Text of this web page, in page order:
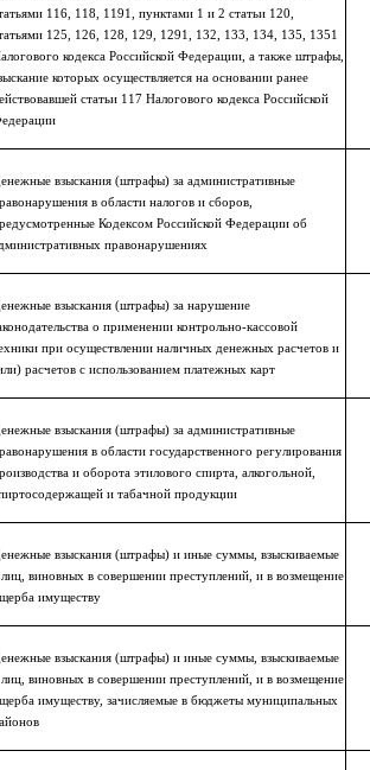
116, 118, 1191, пунктами 1 и 2 статьи 120,
125, 126, 128, 129, 1291, 132, 133, 134, 135, 1351
кодекса Российской Федерации, а также штрафы,
которых осуществляется на основании ранее
статьи 117 Налогового кодекса Российской
взыскания (штрафы) за административные
в области налогов и сборов,
Кодексом Российской Федерации об
правонарушениях
взыскания (штрафы) за нарушение
о применении контрольно-кассовой
при осуществлении наличных денежных расчетов и
расчетов с использованием платежных карт
взыскания (штрафы) за административные
в области государственного регулирования
и оборота этилового спирта, алкогольной,
и табачной продукции
взыскания (штрафы) и иные суммы, взыскиваемые
лиц, виновных в совершении преступлений, и в возмещение
имуществу
взыскания (штрафы) и иные суммы, взыскиваемые
лиц, виновных в совершении преступлений, и в возмещение
имуществу, зачисляемые в бюджеты муниципальных